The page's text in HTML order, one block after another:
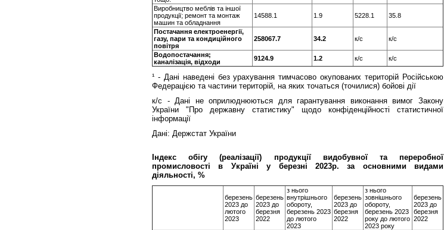
Виробництво меблів та іншої
продукції; ремонт та монтаж
машин та обладнання
14588.1 1.9 5228.1 35.8
Постачання електроенергії,
газу, пари та кондиційного
повітря
258067.7 34.2 к/с к/с
Водопостачання;
каналізація, відходи
9124.9 1.2 к/с к/с
¹ - Дані наведені без урахування тимчасово окупованих територій Російською
Федерацією та частини територій, на яких точаться (точилися) бойові дії
к/с - Дані не оприлюднюються для гарантування виконання вимог Закону
України "Про державну статистику" щодо конфіденційності статистичної
інформації
Дані: Держстат України
Індекс обігу (реалізації) продукції видобувної та переробної
промисловості в Україні у березні 2023р. за основними видами
діяльності, %
березень
2023 до
лютого
2023
березень
2023 до
березня
2022
з нього
внутрішнього
обороту,
березень 2023
до лютого
2023
березень
2023 до
березня
2022
з нього
зовнішнього
обороту,
березень 2023
року до лютого
2023 року
березень
2023 до
березня
2022